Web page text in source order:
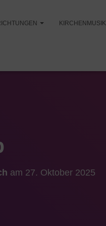
KIRCHENMUSIK
am 27. Oktober 2025